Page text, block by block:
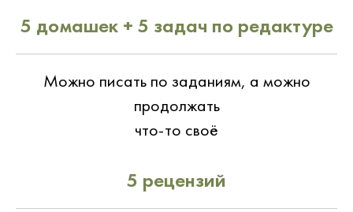
5 домашек + 5 задач по редактуре
Можно писать по заданиям, а можно
продолжать
что-то своё
5 рецензий